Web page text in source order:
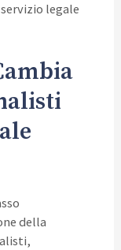
legale
della